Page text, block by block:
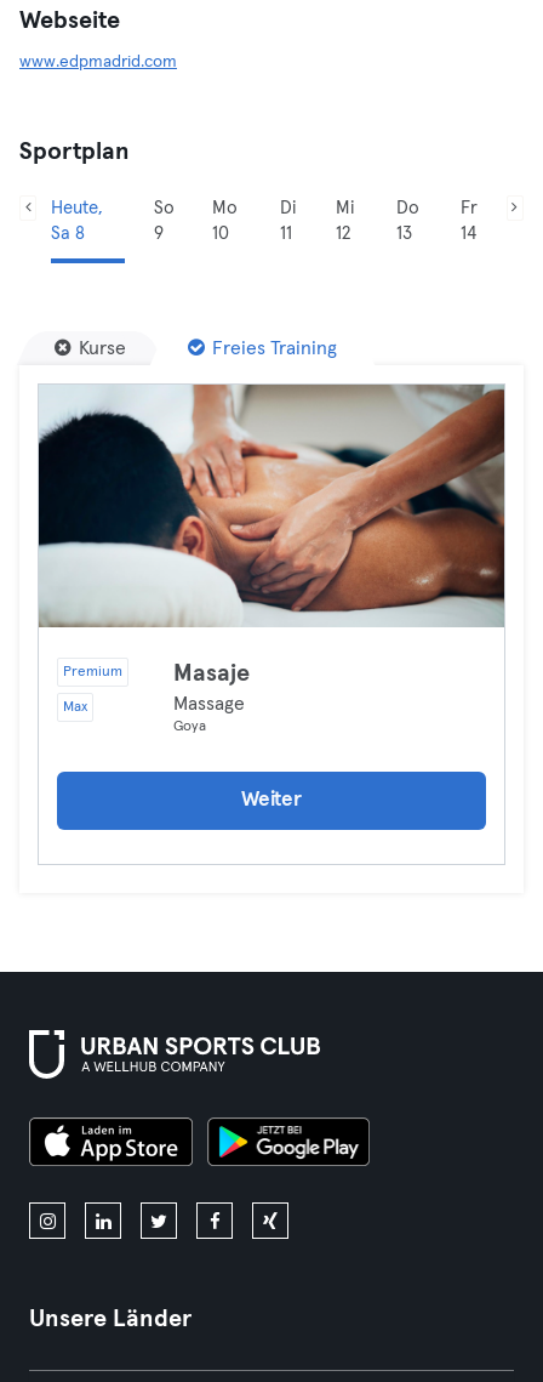
Webseite
www.edpmadrid.com
Sportplan
Heute,
Sa 8
So
9
Mo
10
Di
11
Mi
12
Do
13
Fr
14
Kurse Freies Training
Premium
Max
Masaje
Massage
Goya
Weiter
Unsere Länder